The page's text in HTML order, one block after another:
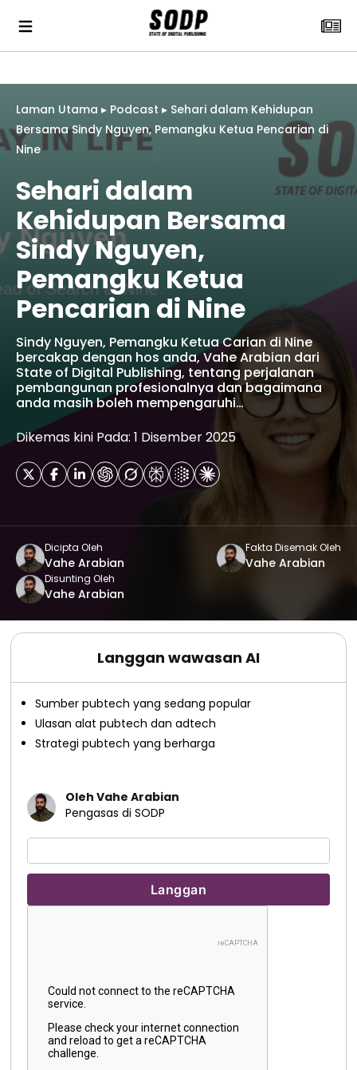
Laman Utama ▸ Podcast ▸ Sehari dalam Kehidupan
Bersama Sindy Nguyen, Pemangku Ketua Pencarian di
Nine
Sehari dalam
Kehidupan Bersama
Sindy Nguyen,
Pemangku Ketua
Pencarian di Nine
Sindy Nguyen, Pemangku Ketua Carian di Nine
bercakap dengan hos anda, Vahe Arabian dari
State of Digital Publishing, tentang perjalanan
pembangunan profesionalnya dan bagaimana
anda masih boleh mempengaruhi…
Dikemas kini Pada: 1 Disember 2025
Dicipta Oleh
Vahe Arabian
Fakta Disemak Oleh
Vahe Arabian
Disunting Oleh
Vahe Arabian
Langgan wawasan AI
Sumber pubtech yang sedang popular
Ulasan alat pubtech dan adtech
Strategi pubtech yang berharga
Oleh Vahe Arabian
Pengasas di SODP